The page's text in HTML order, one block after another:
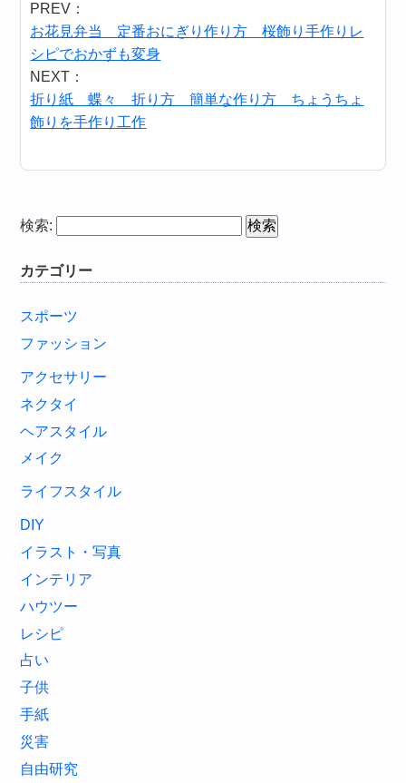
PREV：
お花見弁当 定番おにぎり作り方 桜飾り手作りレ
シピでおかずも変身
NEXT：
折り紙 蝶々 折り方 簡単な作り方 ちょうちょ
飾りを手作り工作
検索:
カテゴリー
スポーツ
ファッション
アクセサリー
ネクタイ
ヘアスタイル
メイク
ライフスタイル
DIY
イラスト・写真
インテリア
ハウツー
レシピ
占い
子供
手紙
災害
自由研究